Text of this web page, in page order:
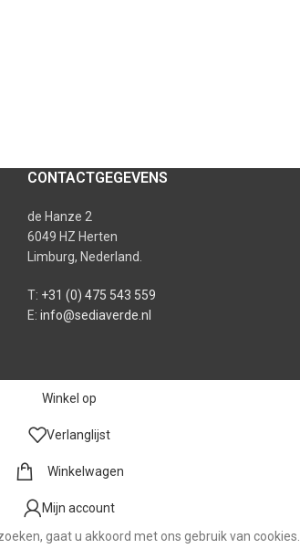
CONTACTGEGEVENS
de Hanze 2
6049 HZ Herten
Limburg, Nederland.
T: +31 (0) 475 543 559
E: info@sediaverde.nl
Winkel op
Verlanglijst
Winkelwagen
Mijn account
gaat u akkoord met ons gebruik van cookies.